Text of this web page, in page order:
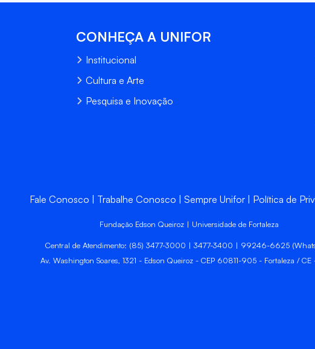
CONHEÇA A UNIFOR
Institucional
Cultura e Arte
Pesquisa e Inovação
Fale Conosco Trabalhe Conosco Sempre Unifor Política de
Fundação Edson Queiroz | Universidade de Fortaleza
Central de Atendimento: (85) 3477-3000 | 3477-3400 | 99246-6625
Av. Washington Soares, 1321 - Edson Queiroz - CEP 60811-905 - Fortaleza / CE